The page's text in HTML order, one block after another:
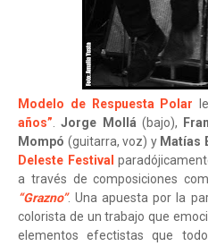
Modelo de Respuesta Polar
años”.Jorge Mollá (bajo),
Mompó (guitarra, voz) y Matías
Deleste Festival
a través de composiciones
“Grazno”. Una apuesta por la
colorista de un trabajo que
elementos efectistas que